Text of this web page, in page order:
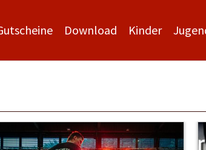
Download Kinder